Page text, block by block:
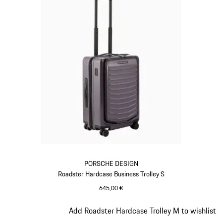
PORSCHE DESIGN
Roadster Hardcase Business Trolley S
645,00 €
Add Roadster Hardcase Trolley M to wishlist
Diapositive 11 sur 20